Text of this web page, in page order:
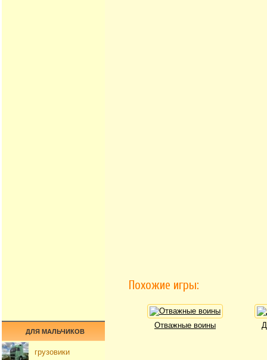
Похожие игры:
Отважные воины
ДЛЯ МАЛЬЧИКОВ
грузовики